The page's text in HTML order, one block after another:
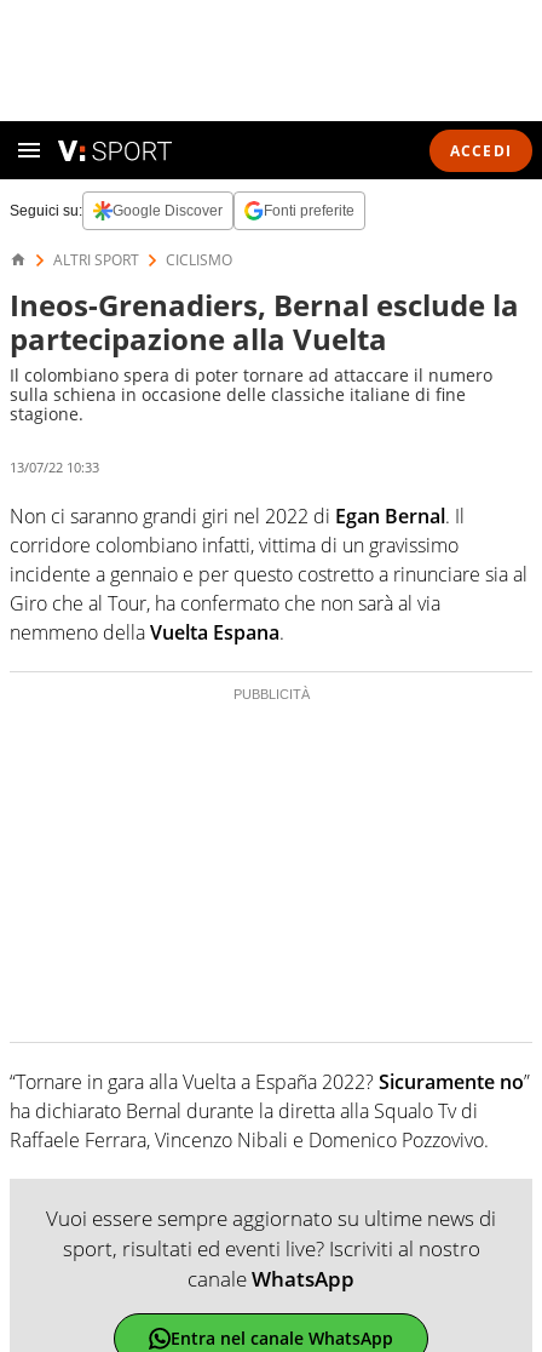
ACCEDI
Seguici su: Google Discover Fonti preferite
ALTRI SPORT CICLISMO
Ineos-Grenadiers, Bernal esclude la
partecipazione alla Vuelta
Il colombiano spera di poter tornare ad attaccare il numero
sulla schiena in occasione delle classiche italiane di fine
stagione.
13/07/22 10:33
Non ci saranno grandi giri nel 2022 di Egan Bernal. Il
corridore colombiano infatti, vittima di un gravissimo
incidente a gennaio e per questo costretto a rinunciare sia al
Giro che al Tour, ha confermato che non sarà al via
nemmeno dellaVuelta Espana.
“Tornare in gara alla Vuelta a España 2022? Sicuramente no”
ha dichiarato Bernal durante la diretta alla Squalo Tv di
Raffaele Ferrara, Vincenzo Nibali e Domenico Pozzovivo.
Vuoi essere sempre aggiornato su ultime news di
sport, risultati ed eventi live? Iscriviti al nostro
canaleWhatsApp
Entra nel canale WhatsApp